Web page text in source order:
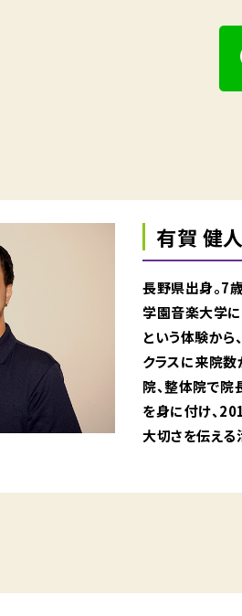
有賀 健人
長野県出身。7
学園音楽大学
という体験から
クラスに来院
院、整体院で院
を身に付け、
大切さを伝える